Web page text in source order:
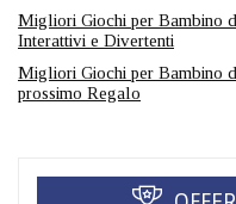
Migliori Giochi per Bambino
Interattivi e Divertenti
Migliori Giochi per Bambino
prossimo Regalo